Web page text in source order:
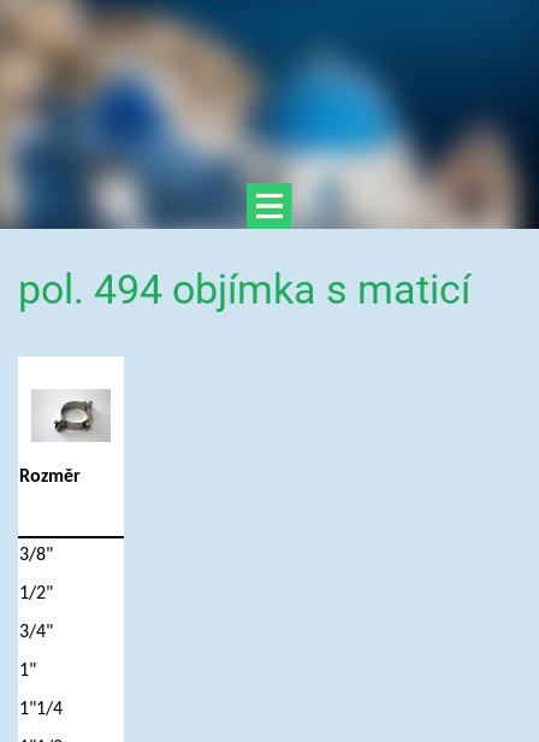
pol. 494 objímka s maticí
Rozměr
3/8"
1/2"
3/4"
1"
1"1/4